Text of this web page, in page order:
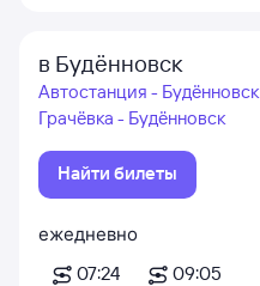
в Будённовск
Автостанция - Будённовск
Грачёвка - Будённовск
Найти билеты
ежедневно
07:24
09:05